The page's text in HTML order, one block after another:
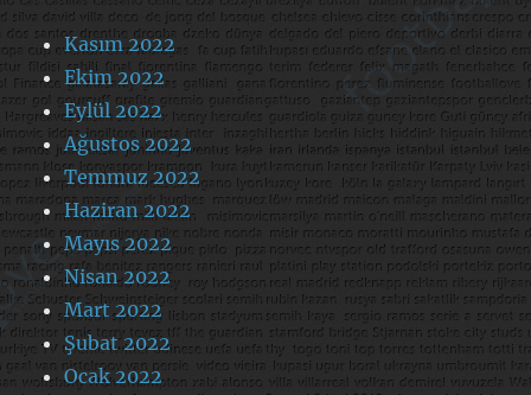
Kasım 2022
Ekim 2022
Eylül 2022
Ağustos 2022
Temmuz 2022
Haziran 2022
Mayıs 2022
Nisan 2022
Mart 2022
Şubat 2022
Ocak 2022